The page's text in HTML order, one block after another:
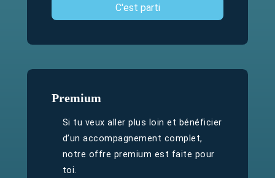
C'est parti
Premium
Si tu veux aller plus loin et bénéficier
d’un accompagnement complet,
notre offre premium est faite pour
toi.